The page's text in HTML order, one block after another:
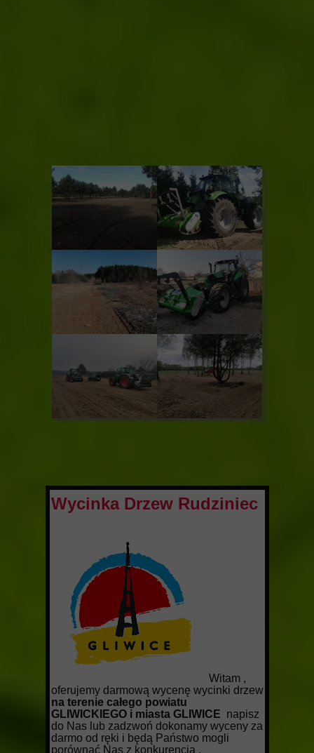
Wycinka Drzew Rudziniec
Witam ,
oferujemy darmową wycenę wycinki drzew
na terenie całego powiatu
GLIWICKIEGO i miasta GLIWICE napisz
do Nas lub zadzwoń dokonamy wyceny za
darmo od ręki i będą Państwo mogli
porównać Nas z konkurencją .